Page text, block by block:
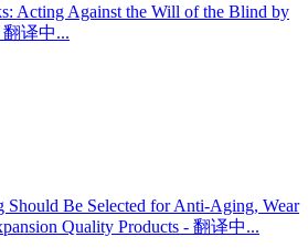
Acting Against the Will of the Blind by
翻译中...
Should Be Selected for Anti-Aging, Wear
Quality Products - 翻译中...